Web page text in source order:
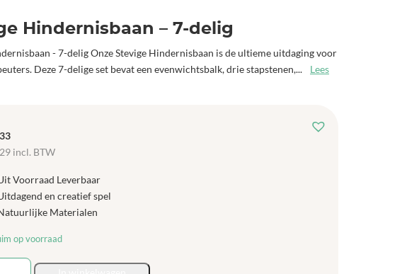
Hindernisbaan – 7-delig
- 7-delig Onze Stevige Hindernisbaan is de ultieme uitdaging voor
Deze 7-delige set bevat een evenwichtsbalk, drie stapstenen,...
Lees
incl. BTW
Voorraad Leverbaar
en creatief spel
Materialen
op voorraad